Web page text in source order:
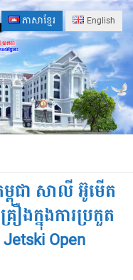
ភាសាខ្មែរ English
ពុជា សាលី អ៊ូមើត
ងក្នុងការប្រកួត
Open